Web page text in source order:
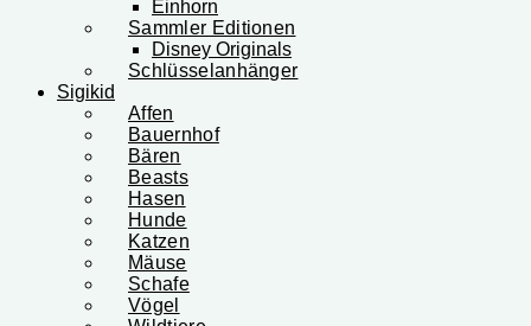
Einhorn
Sammler Editionen
Disney Originals
Schlüsselanhänger
Sigikid
Affen
Bauernhof
Bären
Beasts
Hasen
Hunde
Katzen
Mäuse
Schafe
Vögel